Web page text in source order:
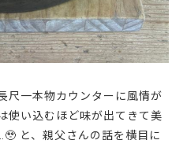
尺一本物カウンターに風情が
使い込むほど味が出てきて美
と、親父さんの話を横目に